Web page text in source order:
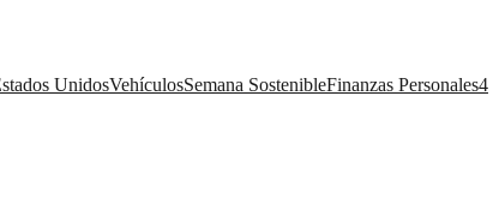
UnidosVehículosSemana SostenibleFinanzas Personales4